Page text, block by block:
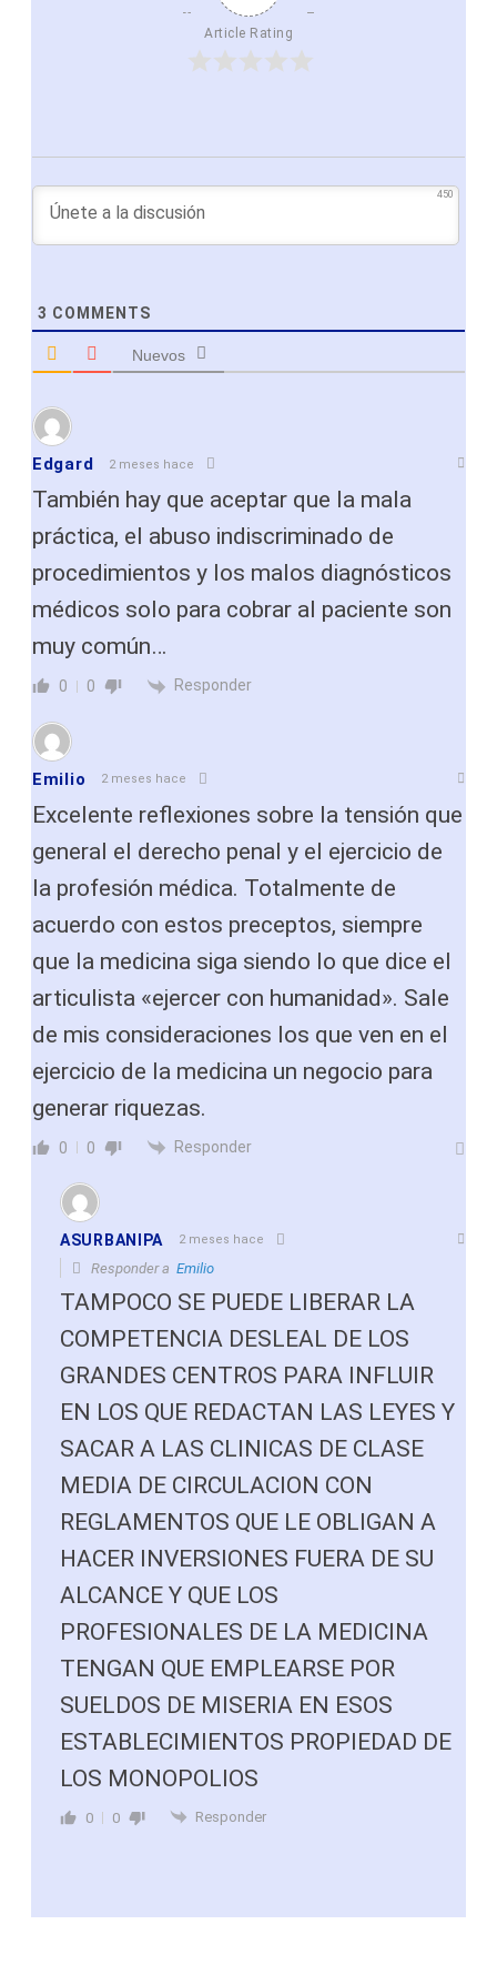
Article Rating
450
3 COMMENTS
Nuevos
Edgard 2 meses hace
También hay que aceptar que la mala
práctica, el abuso indiscriminado de
procedimientos y los malos diagnósticos
médicos solo para cobrar al paciente son
muy común…
0 0 Responder
Emilio 2 meses hace
Excelente reflexiones sobre la tensión que
general el derecho penal y el ejercicio de
la profesión médica. Totalmente de
acuerdo con estos preceptos, siempre
que la medicina siga siendo lo que dice el
articulista «ejercer con humanidad». Sale
de mis consideraciones los que ven en el
ejercicio de la medicina un negocio para
generar riquezas.
0 0 Responder
ASURBANIPA 2 meses hace
Responder a Emilio
TAMPOCO SE PUEDE LIBERAR LA
COMPETENCIA DESLEAL DE LOS
GRANDES CENTROS PARA INFLUIR
EN LOS QUE REDACTAN LAS LEYES Y
SACAR A LAS CLINICAS DE CLASE
MEDIA DE CIRCULACION CON
REGLAMENTOS QUE LE OBLIGAN A
HACER INVERSIONES FUERA DE SU
ALCANCE Y QUE LOS
PROFESIONALES DE LA MEDICINA
TENGAN QUE EMPLEARSE POR
SUELDOS DE MISERIA EN ESOS
ESTABLECIMIENTOS PROPIEDAD DE
LOS MONOPOLIOS
0 0 Responder